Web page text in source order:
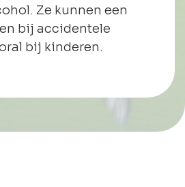
Ze kunnen een
bij accidentele
bij kinderen.